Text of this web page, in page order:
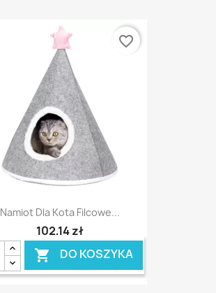
Namiot Dla Kota Filcowe...
102,14 zł
 DO KOSZYKA
favorite_border